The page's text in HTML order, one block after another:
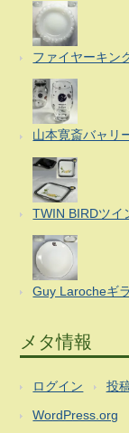
ファイヤーキン
山本寛斎バャリ
TWIN BIRDツイ
Guy Larocheギ
メタ情報
ログイン 投
WordPress.org